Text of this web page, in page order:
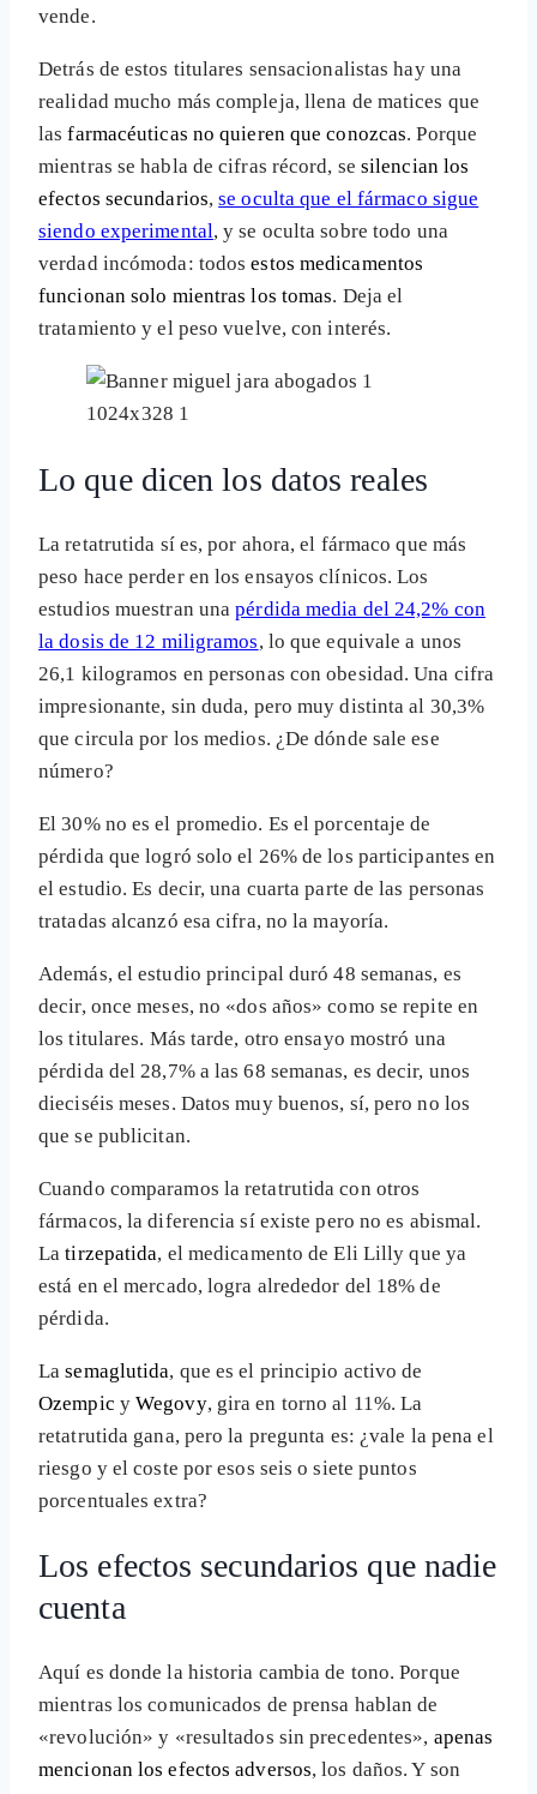
vende.
Detrás de estos titulares sensacionalistas hay una
realidad mucho más compleja, llena de matices que
lasfarmacéuticas no quieren que conozcas. Porque
mientras se habla de cifras récord, se silencian los
efectos secundarios,se oculta que el fármaco sigue
siendo experimental, y se oculta sobre todo una
verdad incómoda: todosestos medicamentos
funcionan solo mientras los tomas. Deja el
tratamiento y el peso vuelve, con interés.
Lo que dicen los datos reales
La retatrutida sí es, por ahora, el fármaco que más
peso hace perder en los ensayos clínicos. Los
estudios muestran unapérdida media del 24,2% con
la dosis de 12 miligramos, lo que equivale a unos
26,1 kilogramos en personas con obesidad. Una cifra
impresionante, sin duda, pero muy distinta al 30,3%
que circula por los medios. ¿De dónde sale ese
número?
El 30% no es el promedio. Es el porcentaje de
pérdida que logró solo el 26% de los participantes en
el estudio. Es decir, una cuarta parte de las personas
tratadas alcanzó esa cifra, no la mayoría.
Además, el estudio principal duró 48 semanas, es
decir, once meses, no «dos años» como se repite en
los titulares. Más tarde, otro ensayo mostró una
pérdida del 28,7% a las 68 semanas, es decir, unos
dieciséis meses. Datos muy buenos, sí, pero no los
que se publicitan.
Cuando comparamos la retatrutida con otros
fármacos, la diferencia sí existe pero no es abismal.
Latirzepatida, el medicamento de Eli Lilly que ya
está en el mercado, logra alrededor del 18% de
pérdida.
Lasemaglutida, que es el principio activo de
Ozempic yWegovy, gira en torno al 11%. La
retatrutida gana, pero la pregunta es: ¿vale la pena el
riesgo y el coste por esos seis o siete puntos
porcentuales extra?
Los efectos secundarios que nadie
cuenta
Aquí es donde la historia cambia de tono. Porque
mientras los comunicados de prensa hablan de
«revolución» y «resultados sin precedentes», apenas
mencionan los efectos adversos, los daños. Y son